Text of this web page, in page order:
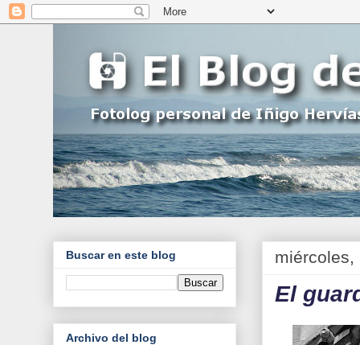
miércoles,
El
Buscar en este blog
Archivo del blog